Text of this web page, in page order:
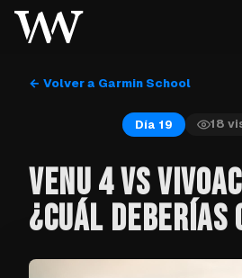
← Volver a Garmin School
Día 19 18
VENU 4 VS
¿CUÁL DEBERÍAS